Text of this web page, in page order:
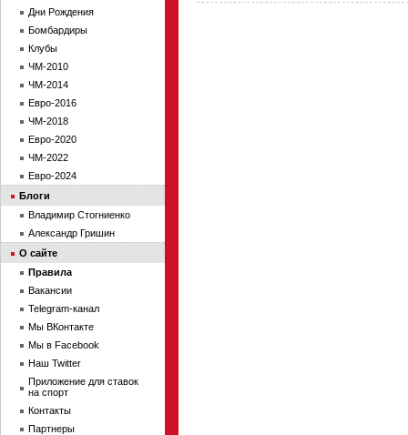
Дни Рождения
Бомбардиры
Клубы
ЧМ-2010
ЧМ-2014
Евро-2016
ЧМ-2018
Евро-2020
ЧМ-2022
Евро-2024
Блоги
Владимир Стогниенко
Александр Гришин
О сайте
Правила
Вакансии
Telegram-канал
Мы ВКонтакте
Мы в Facebook
Наш Twitter
Приложение для ставок
на спорт
Контакты
Партнеры